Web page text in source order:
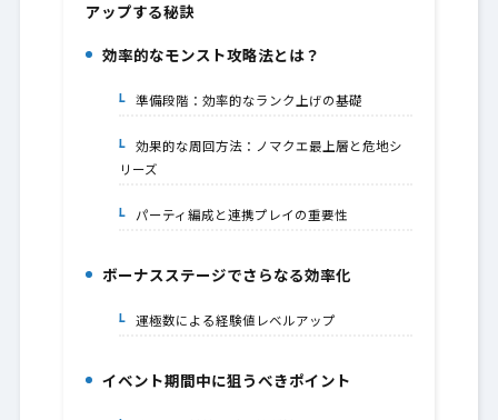
アップする秘訣
2.効率的なモンスト攻略法とは？
2-1.準備段階：効率的なランク上げの基礎
2-2.効果的な周回方法：ノマクエ最上層と危地シ
リーズ
2-3.パーティ編成と連携プレイの重要性
3.ボーナスステージでさらなる効率化
3-1.運極数による経験値レベルアップ
イベント期間中に狙うべきポイント